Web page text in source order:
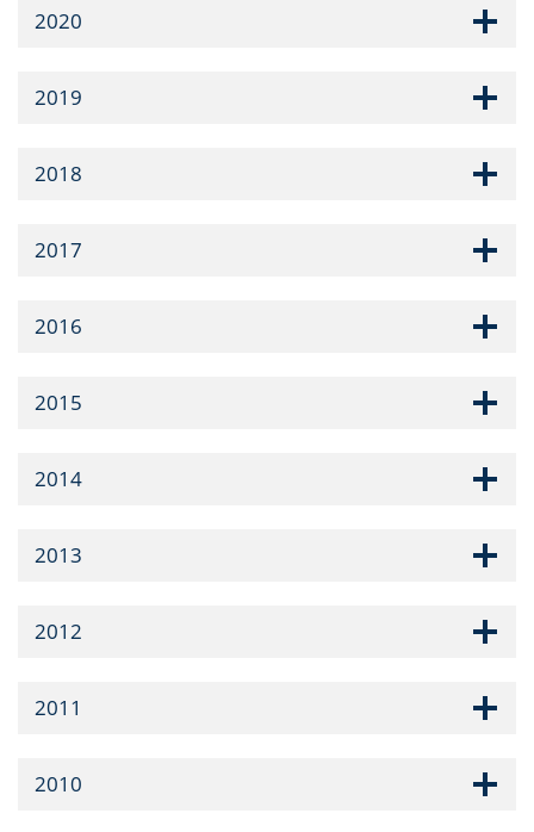
2020
2019
2018
2017
2016
2015
2014
2013
2012
2011
2010